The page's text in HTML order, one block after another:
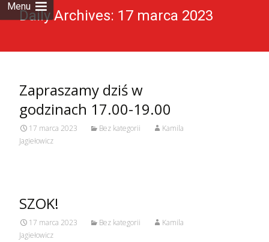
Menu
Daily Archives: 17 marca 2023
Zapraszamy dziś w
godzinach 17.00-19.00
17 marca 2023 Bez kategorii
Kamila
Jagiełowicz
SZOK!
17 marca 2023 Bez kategorii
Kamila
Jagiełowicz